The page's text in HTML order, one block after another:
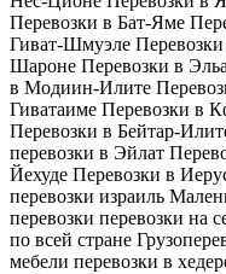
Перевозки в Бат-Яме
Гиват-Шмуэле
Шароне Перевозки в
в Модиин-Илите
Гиватаиме Перевозки в
Перевозки в Бейтар-
перевозки в Эйлат
Йехуде Перевозки в
перевозки израиль
перевозки перевозки на
по всей стране
мебели перевозки в